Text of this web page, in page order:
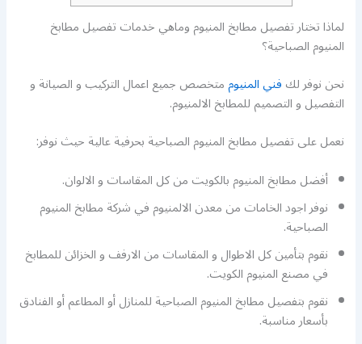
لماذا تختار تفصيل مطابخ المنيوم وماهي خدمات تفصيل مطابخ
المنيوم الصباحية؟
نحن نوفر لكفني المنيوممتخصص جميع اعمال التركيب و الصيانة و
التفصيل و التصميم للمطابخ الالمنيوم.
نعمل على تفصيل مطابخ المنيوم الصباحية بحرفية عالية حيث نوفر:
أفضل مطابخ المنيوم بالكويت من كل المقاسات و الالوان.
نوفر اجود الخامات من معدن الالمنيوم في شركة مطابخ المنيوم
الصباحية.
نقوم بتأمين كل الاطوال و المقاسات من الارفف و الخزائن للمطابخ
في مصنع المنيوم الكويت.
نقوم بتفصيل مطابخ المنيوم الصباحية للمنازل أو المطاعم أو الفنادق
بأسعار مناسبة.